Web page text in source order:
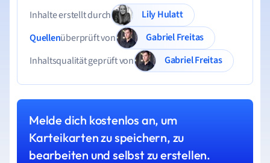
Inhalte erstellt durch
Lily Hulatt
Quellenüberprüft von
Gabriel Freitas
Inhaltsqualität geprüft von
Gabriel Freitas
Melde dich kostenlos an, um
Karteikarten zu speichern, zu
bearbeiten und selbst zu erstellen.